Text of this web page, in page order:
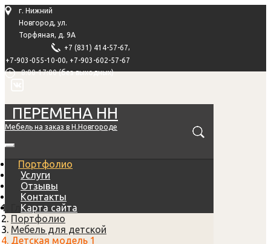
г. Нижний
Новгород, ул.
Торфяная, д. 9А
+7 (831) 414-57-67,
+7-903-055-10-00, +7-903-602-57-67
8:00-17:00 (без выходных)
ПЕРЕМЕНА НН
Мебель на заказ в Н.Новгороде
Портфолио
Услуги
Отзывы
Контакты
Карта сайта
Главная
Портфолио
Мебель для детской
Детская модель 1